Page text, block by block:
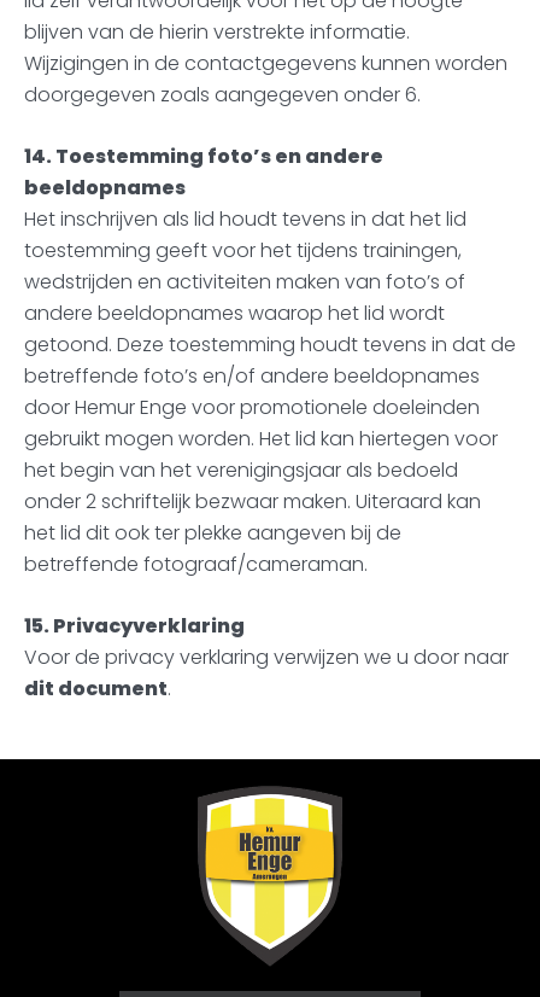
blijven van de hierin verstrekte informatie.
Wijzigingen in de contactgegevens kunnen worden
doorgegeven zoals aangegeven onder 6.
14. Toestemming foto’s en andere
beeldopnames
Het inschrijven als lid houdt tevens in dat het lid
toestemming geeft voor het tijdens trainingen,
wedstrijden en activiteiten maken van foto’s of
andere beeldopnames waarop het lid wordt
getoond. Deze toestemming houdt tevens in dat de
betreffende foto’s en/of andere beeldopnames
door Hemur Enge voor promotionele doeleinden
gebruikt mogen worden. Het lid kan hiertegen voor
het begin van het verenigingsjaar als bedoeld
onder 2 schriftelijk bezwaar maken. Uiteraard kan
het lid dit ook ter plekke aangeven bij de
betreffende fotograaf/cameraman.
15. Privacyverklaring
Voor de privacy verklaring verwijzen we u door naar
dit document.